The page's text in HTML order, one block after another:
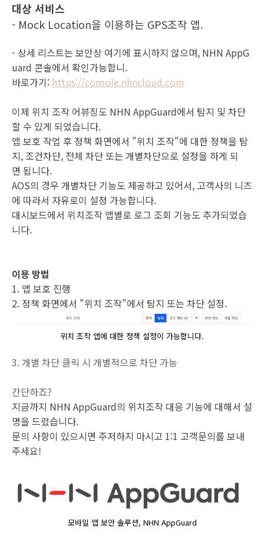
대상 서비스
- Mock Location을 이용하는 GPS조작 앱.
- 상세 리스트는 보안상 여기에 표시하지 않으며, NHN AppG
uard 콘솔에서 확인가능합니.
바로가기: https://console.nhncloud.com
이제 위치 조작 어뷰징도 NHN AppGuard에서 탐지 및 차단
할 수 있게 되었습니다.
앱 보호 작업 후 정책 화면에서 "위치 조작"에 대한 정책을 탐
지, 조건차단, 전체 차단 또는 개별차단으로 설정을 하게 되
면 됩니다.
AOS의 경우 개별차단 기능도 제공하고 있어서, 고객사의 니즈
에 따라서 자유로이 설정 가능합니다.
대시보드에서 위치조작 앱별로 로그 조회 기능도 추가되었습
니다.
이용 방법
1. 앱 보호 진행
2. 정책 화면에서 "위치 조작"에서 탐지 또는 차단 설정.
위치 조작 앱에 대한 정책 설정이 가능합니다.
3. 개별 차단 클릭 시 개별적으로 차단 가능
간단하죠?
지금까지 NHN AppGuard의 위치조작 대응 기능에 대해서 설
명을 드렸습니다.
문의 사항이 있으시면 주저하지 마시고 1:1 고객문의를 보내
주세요!
모바일 앱 보안 솔루션, NHN AppGuard